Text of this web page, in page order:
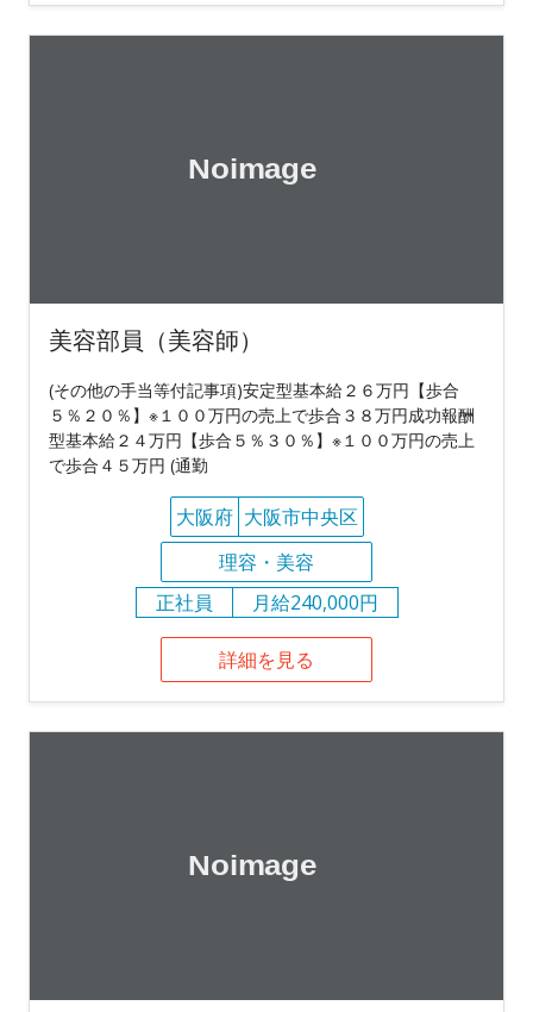
美容部員（美容師）
(その他の手当等付記事項)安定型基本給２６万円【歩合
５％２０％】※１００万円の売上で歩合３８万円成功報酬
型基本給２４万円【歩合５％３０％】※１００万円の売上
で歩合４５万円 (通勤
大阪府 大阪市中央区
理容・美容
正社員
月給240,000円
詳細を見る